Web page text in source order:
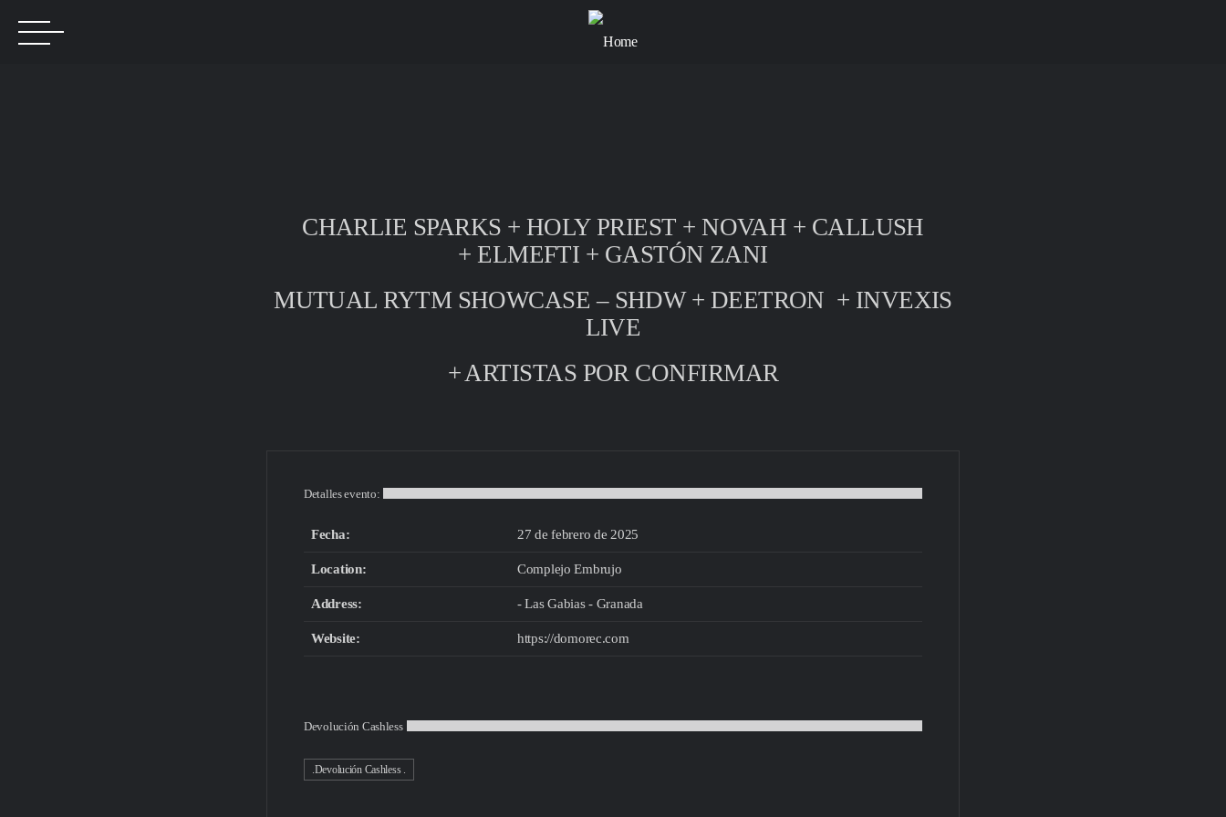
CHARLIE SPARKS + HOLY PRIEST + NOVAH + CALLUSH
+ ELMEFTI + GASTÓN ZANI
MUTUAL RYTM SHOWCASE – SHDW + DEETRON + INVEXIS
LIVE
+ ARTISTAS POR CONFIRMAR
Detalles evento:
Fecha: 27 de febrero de 2025
Location: Complejo Embrujo
Address: - Las Gabias - Granada
Website: https://domorec.com
Devolución Cashless
.Devolución Cashless .